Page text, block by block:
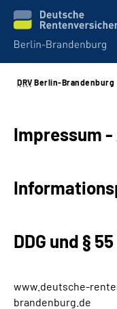
Aktuelles
Services
Über uns
Online-Services
DRV Berlin-Brandenburg
Impressum
DDG und §
www.deutsche-
brandenburg.de